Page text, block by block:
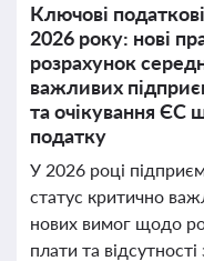
Ключові
2026 року: нові
розрахунок
важливих
та очікування
податку
У 2026 році
статус критично
нових вимог щодо
плати та